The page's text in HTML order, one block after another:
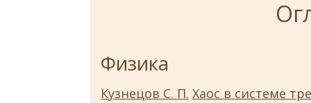
Физика
Кузнецов С. П. Хаос в системе